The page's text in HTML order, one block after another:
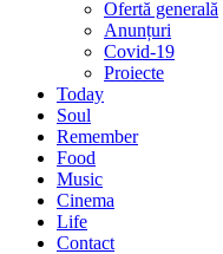
Ofertă generală
Anunțuri
Covid-19
Proiecte
Today
Soul
Remember
Food
Music
Cinema
Life
Contact